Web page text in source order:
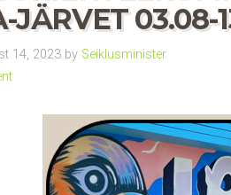
JÄRVET 03.08-
14, 2023 by Seiklusminister